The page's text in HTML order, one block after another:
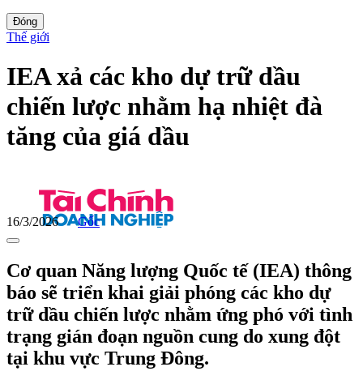
Đóng
Thế giới
IEA xả các kho dự trữ dầu
chiến lược nhằm hạ nhiệt đà
tăng của giá dầu
16/3/2026 Gốc
Cơ quan Năng lượng Quốc tế (IEA) thông
báo sẽ triển khai giải phóng các kho dự
trữ dầu chiến lược nhằm ứng phó với tình
trạng gián đoạn nguồn cung do xung đột
tại khu vực Trung Đông.